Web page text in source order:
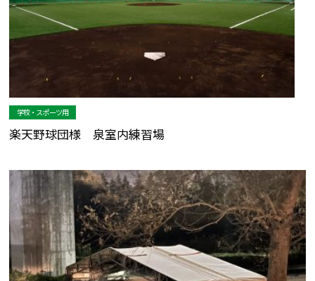
学校・スポーツ用
楽天野球団様 泉室内練習場